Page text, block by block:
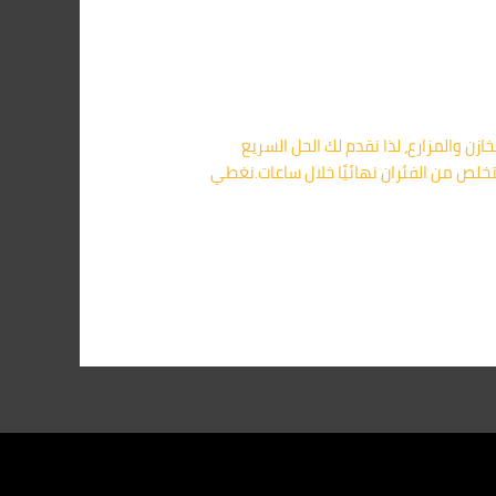
والمخازن والمزارع، لذا نقدم لك الحل السريع
من الفئران نهائيًا خلال ساعات.نغطي